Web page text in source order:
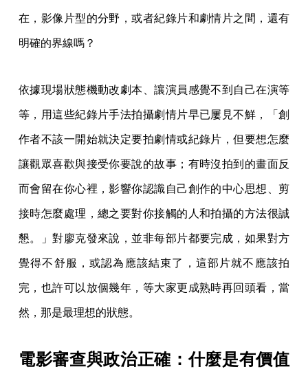
在，影像片型的分野，或者紀錄片和劇情片之間，還有
明確的界線嗎？
依據現場狀態機動改劇本、讓演員感覺不到自己在演等
等，用這些紀錄片手法拍攝劇情片早已屢見不鮮，「創
作者不該一開始就決定要拍劇情或紀錄片，但要想怎麼
讓觀眾喜歡與接受你要說的故事；有時沒拍到的畫面反
而會留在你心裡，影響你認識自己創作的中心思想、剪
接時怎麼處理，總之要對你接觸的人和拍攝的方法很誠
懇。」對廖克發來說，並非每部片都要完成，如果對方
覺得不舒服，或認為應該結束了，這部片就不應該拍
完，也許可以放個幾年，等大家更成熟時再回頭看，當
然，那是最理想的狀態。
電影審查與政治正確：什麼是有價值